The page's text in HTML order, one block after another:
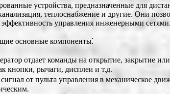
устройства, предназначенные для
теплоснабжение и другие. Они
управления инженерными сетями.
основные компоненты⁚
отдает команды на открытие, закрытие
кнопки, рычаги, дисплеи и т.д.
от пульта управления в механическое